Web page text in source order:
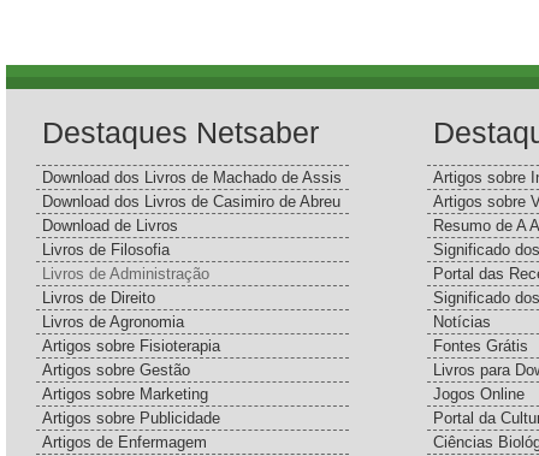
Destaques Netsaber
Download dos Livros de Machado de Assis
Download dos Livros de Casimiro de Abreu
Download de Livros
Livros de Filosofia
Livros de Administração
Livros de Direito
Livros de Agronomia
Artigos sobre Fisioterapia
Artigos sobre Gestão
Artigos sobre Marketing
Artigos sobre Publicidade
Artigos de Enfermagem
Artigos sobre
Artigos sobre
Resumo de A
Significado
Portal das
Significado
Notícias
Fontes Grátis
Livros para
Jogos Online
Portal da
Ciências